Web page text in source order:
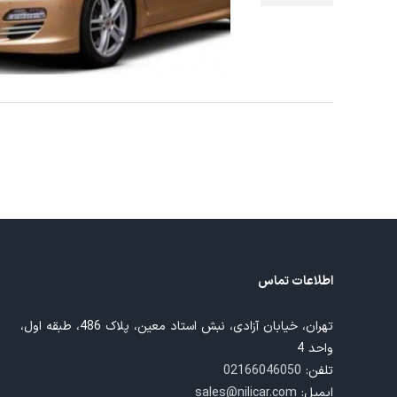
اطلاعات تماس
تهران، خیابان آزادی، نبش استاد معین، پلاک 486، طبقه اول،
واحد 4
تلفن: 02166046050
ایمیل: sales@nilicar.com